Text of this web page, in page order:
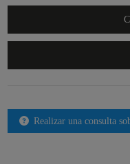
Realizar una consulta